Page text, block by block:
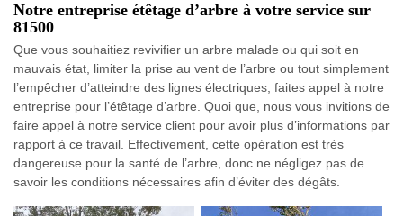
Notre entreprise étêtage d’arbre à votre service sur
81500
Que vous souhaitiez revivifier un arbre malade ou qui soit en
mauvais état, limiter la prise au vent de l’arbre ou tout simplement
l’empêcher d’atteindre des lignes électriques, faites appel à notre
entreprise pour l’étêtage d’arbre. Quoi que, nous vous invitions de
faire appel à notre service client pour avoir plus d’informations par
rapport à ce travail. Effectivement, cette opération est très
dangereuse pour la santé de l’arbre, donc ne négligez pas de
savoir les conditions nécessaires afin d’éviter des dégâts.